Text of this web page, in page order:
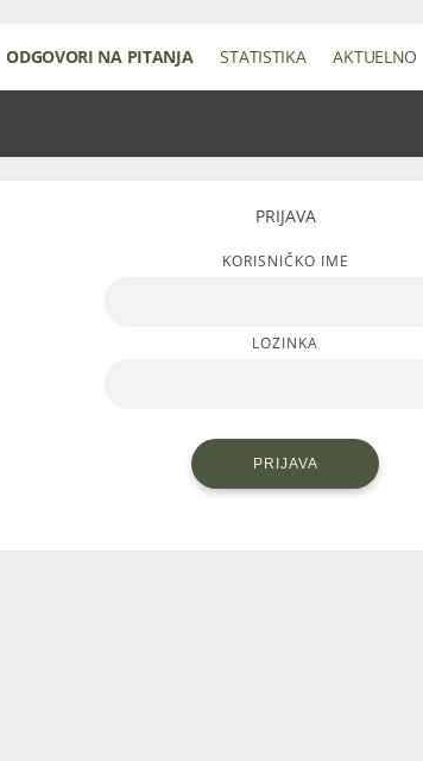
ODGOVORI NA PITANJA STATISTIKA AKTUELNO
PRIJAVA
KORISNIČKO IME
LOZINKA